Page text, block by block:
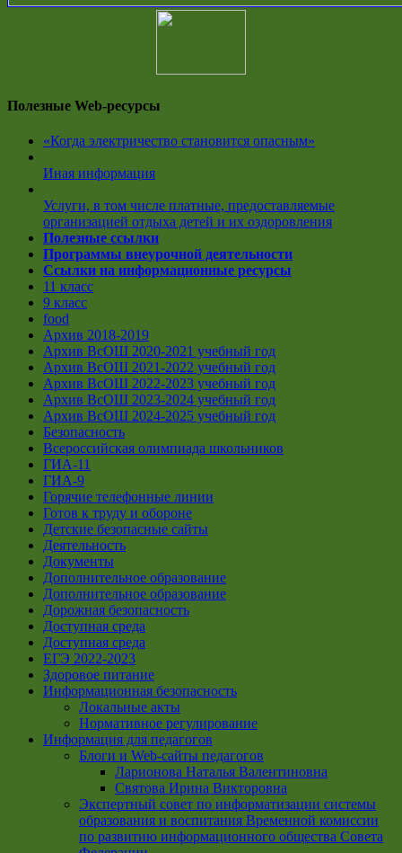
Полезные Web-ресурсы
«Когда электричество становится опасным»
Иная информация
Услуги, в том числе платные, предоставляемые
организацией отдыха детей и их оздоровления
Полезные ссылки
Программы внеурочной деятельности
Ссылки на информационные ресурсы
11 класс
9 класс
food
Архив 2018-2019
Архив ВсОШ 2020-2021 учебный год
Архив ВсОШ 2021-2022 учебный год
Архив ВсОШ 2022-2023 учебный год
Архив ВсОШ 2023-2024 учебный год
Архив ВсОШ 2024-2025 учебный год
Безопасность
Всероссийская олимпиада школьников
ГИА-11
ГИА-9
Горячие телефонные линии
Готов к труду и обороне
Детские безопасные сайты
Деятельность
Документы
Дополнительное образование
Дополнительное образование
Дорожная безопасность
Доступная среда
Доступная среда
ЕГЭ 2022-2023
Здоровое питание
Информационная безопасность
Локальные акты
Нормативное регулирование
Информация для педагогов
Блоги и Web-сайты педагогов
Ларионова Наталья Валентиновна
Святова Ирина Викторовна
Экспертный совет по информатизации системы
образования и воспитания Временной комиссии
по развитию информационного общества Совета